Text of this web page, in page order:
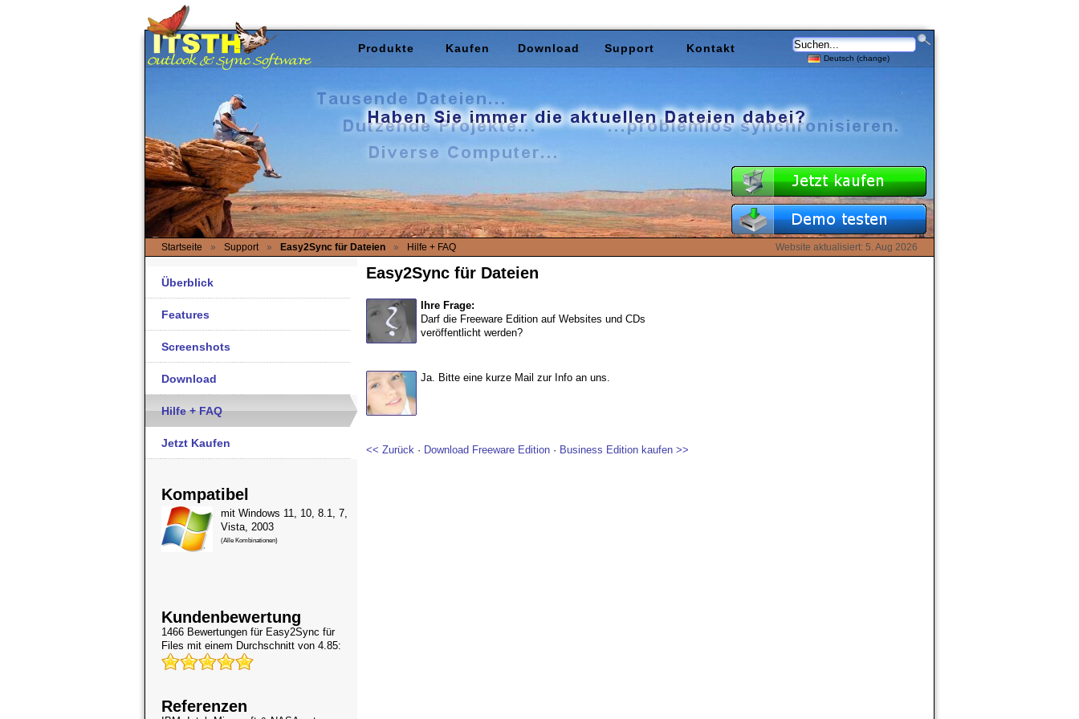
Startseite » Support » Easy2Sync für Dateien » Hilfe + FAQ Website aktualisiert: 5. Aug 2026
Überblick
Features
Screenshots
Download
Hilfe + FAQ
Jetzt Kaufen
Kompatibel
mit Windows 11, 10, 8.1, 7,
Vista, 2003
(Alle Kombinationen)
Kundenbewertung
1466 Bewertungen für Easy2Sync für
Files mit einem Durchschnitt von 4.85:
Referenzen
Easy2Sync für Dateien
Ihre Frage:
Darf die Freeware Edition auf Websites und CDs
veröffentlicht werden?
Ja. Bitte eine kurze Mail zur Info an uns.
<< Zurück · Download Freeware Edition · Business Edition kaufen >>
Produkte Kaufen Download Support Kontakt
Deutsch (change)